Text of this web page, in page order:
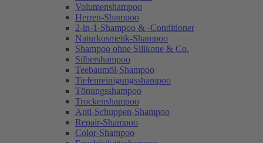
Volumenshampoo
Herren-Shampoo
2-in-1-Shampoo & -Conditioner
Naturkosmetik-Shampoo
Shampoo ohne Silikone & Co.
Silbershampoo
Teebaumöl-Shampoo
Tiefenreinigungsshampoo
Tönungsshampoo
Trockenshampoo
Anti-Schuppen-Shampoo
Repair-Shampoo
Color-Shampoo